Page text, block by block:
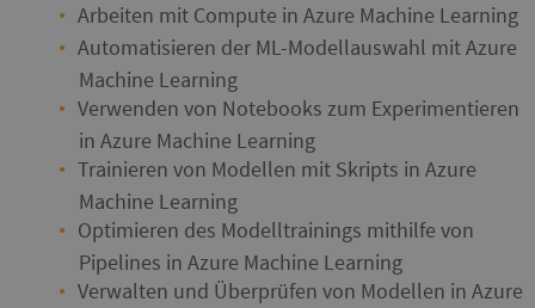
Arbeiten mit Compute in Azure Machine Learning
Automatisieren der ML-Modellauswahl mit Azure
Machine Learning
Verwenden von Notebooks zum Experimentieren
in Azure Machine Learning
Trainieren von Modellen mit Skripts in Azure
Machine Learning
Optimieren des Modelltrainings mithilfe von
Pipelines in Azure Machine Learning
Verwalten und Überprüfen von Modellen in Azure